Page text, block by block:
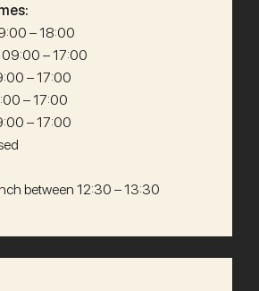
– 18:00
– 17:00
– 17:00
– 17:00
– 17:00
between 12:30 – 13:30